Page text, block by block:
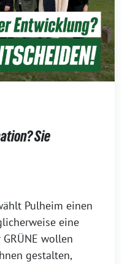
Sie
Pulheim einen
eine
wollen
gestalten,